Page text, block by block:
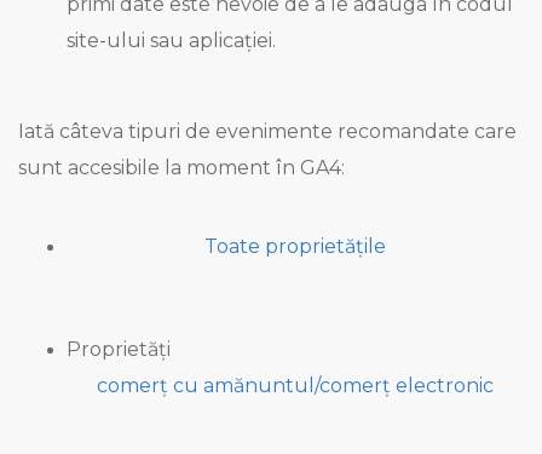
site-ului sau aplicației.
Iată câteva tipuri de evenimente recomandate care
sunt accesibile la moment în GA4:
Toate proprietățile
Proprietăți
comerț cu amănuntul/comerț electronic